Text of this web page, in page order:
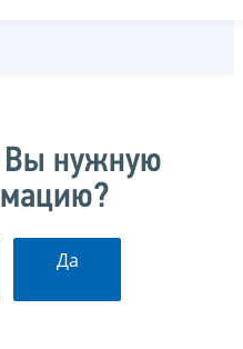
нужную
Да